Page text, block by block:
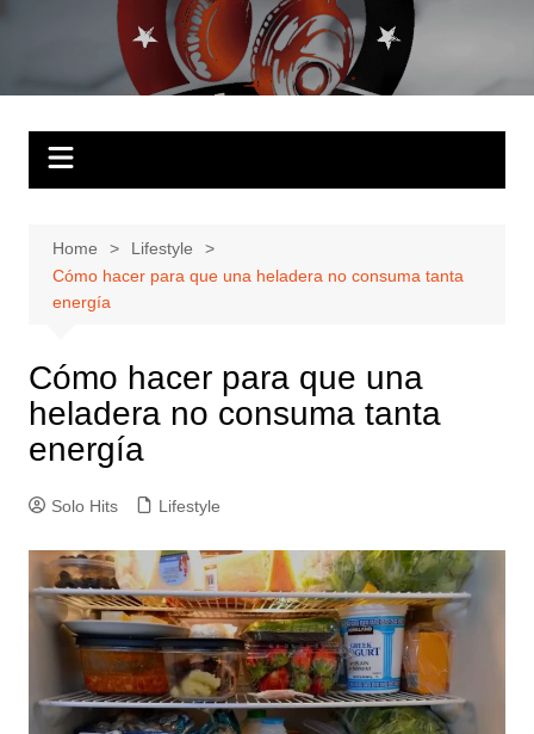
Solo Hits
Home
Lifestyle
Cómo hacer para que una heladera no consuma tanta
energía
Cómo hacer para que una
heladera no consuma tanta
energía
Solo Hits Lifestyle